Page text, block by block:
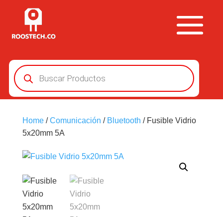
Búsqueda
de
productos
Home/Comunicación / Bluetooth / Fusible Vidrio
5x20mm 5A